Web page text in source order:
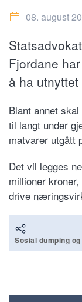
08. august
Fjordane
å ha
Blant annet
til langt under
matvarer utgått
Det vil legges
millioner
drive
Sosial dumping